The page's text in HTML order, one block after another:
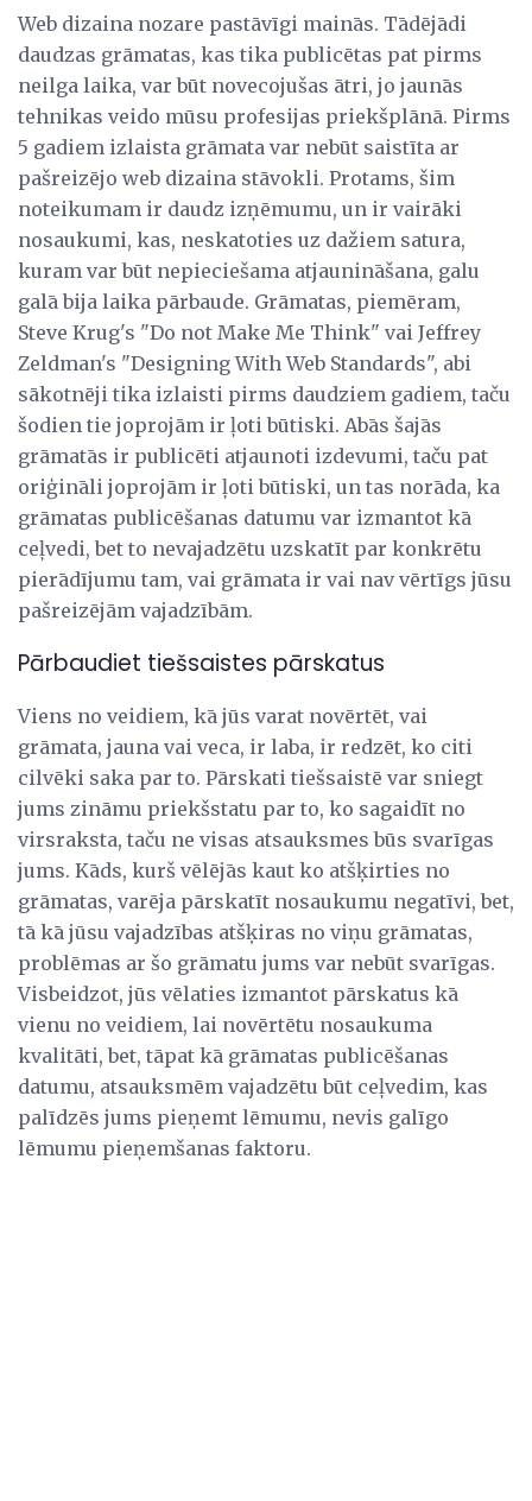
Web dizaina nozare pastāvīgi mainās. Tādējādi
daudzas grāmatas, kas tika publicētas pat pirms
neilga laika, var būt novecojušas ātri, jo jaunās
tehnikas veido mūsu profesijas priekšplānā. Pirms
5 gadiem izlaista grāmata var nebūt saistīta ar
pašreizējo web dizaina stāvokli. Protams, šim
noteikumam ir daudz izņēmumu, un ir vairāki
nosaukumi, kas, neskatoties uz dažiem satura,
kuram var būt nepieciešama atjaunināšana, galu
galā bija laika pārbaude. Grāmatas, piemēram,
Steve Krug's "Do not Make Me Think" vai Jeffrey
Zeldman's "Designing With Web Standards", abi
sākotnēji tika izlaisti pirms daudziem gadiem, taču
šodien tie joprojām ir ļoti būtiski. Abās šajās
grāmatās ir publicēti atjaunoti izdevumi, taču pat
oriģināli joprojām ir ļoti būtiski, un tas norāda, ka
grāmatas publicēšanas datumu var izmantot kā
ceļvedi, bet to nevajadzētu uzskatīt par konkrētu
pierādījumu tam, vai grāmata ir vai nav vērtīgs jūsu
pašreizējām vajadzībām.
Pārbaudiet tiešsaistes pārskatus
Viens no veidiem, kā jūs varat novērtēt, vai
grāmata, jauna vai veca, ir laba, ir redzēt, ko citi
cilvēki saka par to. Pārskati tiešsaistē var sniegt
jums zināmu priekšstatu par to, ko sagaidīt no
virsraksta, taču ne visas atsauksmes būs svarīgas
jums. Kāds, kurš vēlējās kaut ko atšķirties no
grāmatas, varēja pārskatīt nosaukumu negatīvi, bet,
tā kā jūsu vajadzības atšķiras no viņu grāmatas,
problēmas ar šo grāmatu jums var nebūt svarīgas.
Visbeidzot, jūs vēlaties izmantot pārskatus kā
vienu no veidiem, lai novērtētu nosaukuma
kvalitāti, bet, tāpat kā grāmatas publicēšanas
datumu, atsauksmēm vajadzētu būt ceļvedim, kas
palīdzēs jums pieņemt lēmumu, nevis galīgo
lēmumu pieņemšanas faktoru.